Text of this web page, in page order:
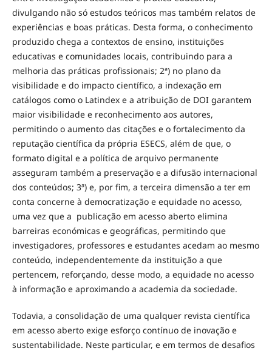
divulgando não só estudos teóricos mas também relatos de
experiências e boas práticas. Desta forma, o conhecimento
produzido chega a contextos de ensino, instituições
educativas e comunidades locais, contribuindo para a
melhoria das práticas profissionais; 2ª) no plano da
visibilidade e do impacto científico, a indexação em
catálogos como o Latindex e a atribuição de DOI garantem
maior visibilidade e reconhecimento aos autores,
permitindo o aumento das citações e o fortalecimento da
reputação científica da própria ESECS, além de que, o
formato digital e a política de arquivo permanente
asseguram também a preservação e a difusão internacional
dos conteúdos; 3ª) e, por fim, a terceira dimensão a ter em
conta concerne à democratização e equidade no acesso,
uma vez que a publicação em acesso aberto elimina
barreiras económicas e geográficas, permitindo que
investigadores, professores e estudantes acedam ao mesmo
conteúdo, independentemente da instituição a que
pertencem, reforçando, desse modo, a equidade no acesso
à informação e aproximando a academia da sociedade.
Todavia, a consolidação de uma qualquer revista científica
em acesso aberto exige esforço contínuo de inovação e
sustentabilidade. Neste particular, e em termos de desafios